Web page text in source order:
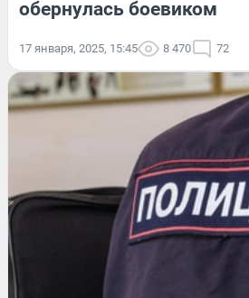
обернулась боевиком
17 января, 2025, 15:45 8 470 72